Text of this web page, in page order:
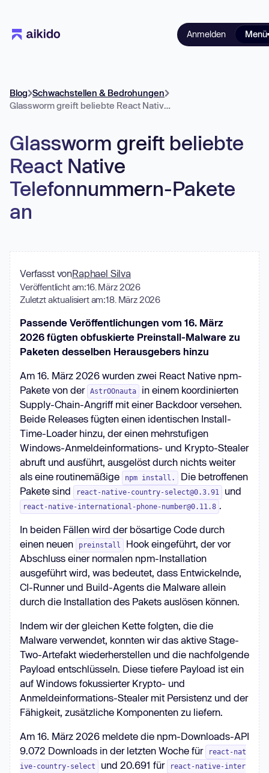
Anmelden Menü
Blog Schwachstellen & Bedrohungen
Glassworm greift beliebte React Native Telefonnummern-Pakete an
Glassworm greift beliebte
React Native
Telefonnummern-Pakete
an
Verfasst vonRaphael Silva
Veröffentlicht am:16. März 2026
Zuletzt aktualisiert am:18. März 2026
Passende Veröffentlichungen vom 16. März
2026 fügten obfuskierte Preinstall-Malware zu
Paketen desselben Herausgebers hinzu
Am 16. März 2026 wurden zwei React Native npm-
Pakete von der AstrOOnauta
in einem koordinierten
Supply-Chain-Angriff mit einer Backdoor versehen.
Beide Releases fügten einen identischen Install-
Time-Loader hinzu, der einen mehrstufigen
Windows-Anmeldeinformations- und Krypto-Stealer
abruft und ausführt, ausgelöst durch nichts weiter
als eine routinemäßige
npm install.
Die betroffenen
Pakete sind
react-native-country-select@0.3.91 und
react-native-international-phone-number@0.11.8 .
In beiden Fällen wird der bösartige Code durch
einen neuen
preinstall
Hook eingeführt, der vor
Abschluss einer normalen npm-Installation
ausgeführt wird, was bedeutet, dass Entwickelnde,
CI-Runner und Build-Agents die Malware allein
durch die Installation des Pakets auslösen können.
Indem wir der gleichen Kette folgten, die die
Malware verwendet, konnten wir das aktive Stage-
Two-Artefakt wiederherstellen und die nachfolgende
Payload entschlüsseln. Diese tiefere Payload ist ein
auf Windows fokussierter Krypto- und
Anmeldeinformations-Stealer mit Persistenz und der
Fähigkeit, zusätzliche Komponenten zu liefern.
Am 16. März 2026 meldete die npm-Downloads-API
9.072 Downloads in der letzten Woche für
react-nat
ive-country-select
und 20.691 für
react-native-inter